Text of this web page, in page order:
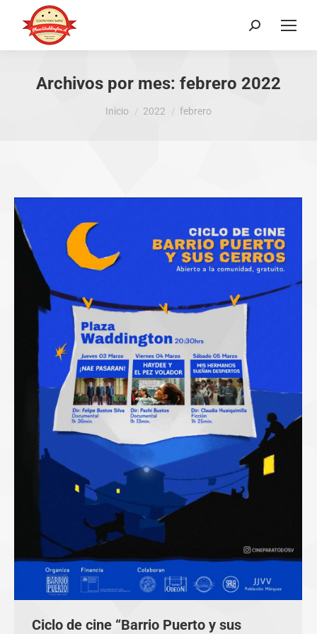
Buscar:
Archivos por mes: febrero 2022
Estás aquí:
Inicio 2022 febrero
Ciclo de cine “Barrio Puerto y sus